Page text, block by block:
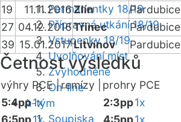
Permanentky 18/19
Přípravná utkání 18/19
Vstupenky 18/19
Uvolňování míst
Zvýhodněné
On-line
A-tým
Soupiska
19
11.11.2016Zlín Pardubice
27 04.12.2016Třinec Pardubice
39 15.01.2017Litvínov Pardubice
Četnost výsledků
výhry PCE |remízy |
prohry PCE
5:4pp1x
6:5pp1x
2:3pp1x
4:5pp1x